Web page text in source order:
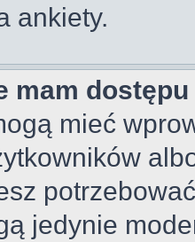
ankiety.
mam
mieć
jedynie